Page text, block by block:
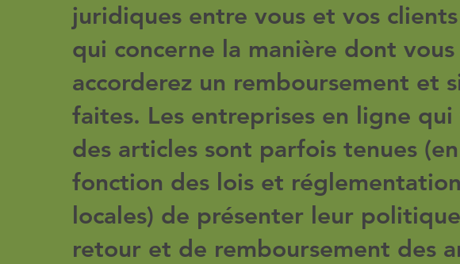
juridiques entre vous et vos
qui concerne la manière dont
accorderez un remboursement et
faites. Les entreprises en ligne
des articles sont parfois tenues (en
fonction des lois et
locales) de présenter leur
retour et de remboursement des